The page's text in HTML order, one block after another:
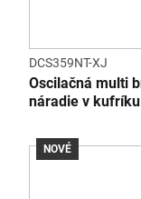
DCS359NT-XJ
Oscilačná multi
náradie v kufríku
NOVÉ